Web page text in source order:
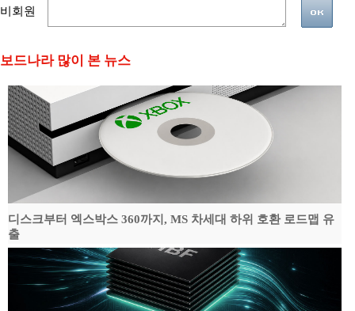
비회원
보드나라 많이 본 뉴스
디스크부터 엑스박스 360까지, MS 차세대 하위 호환 로드맵 유
출